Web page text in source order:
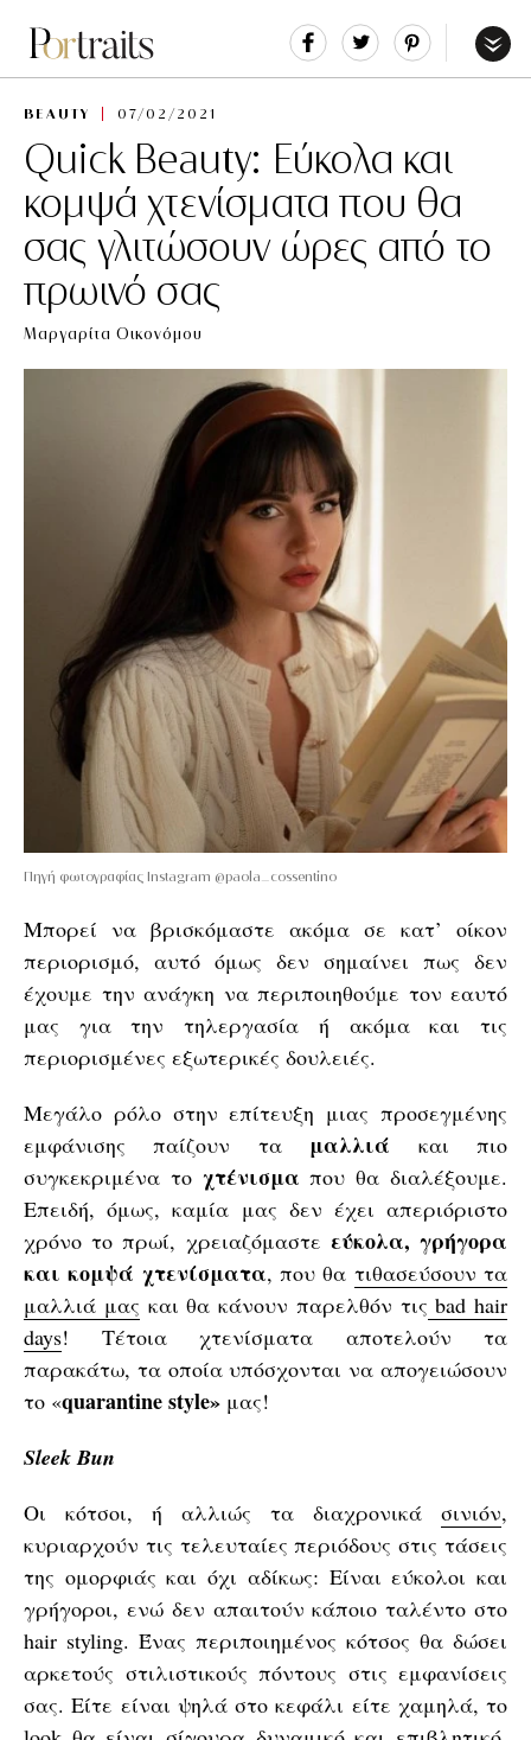
Share Tweet
BEAUTY 07/02/2021
Quick Beauty: Εύκολα και
κομψά χτενίσματα που θα
σας γλιτώσουν ώρες από το
πρωινό σας
Μαργαρίτα Οικονόμου
Πηγή φωτογραφίας Instagram @paola_cossentino
Μπορεί να βρισκόμαστε ακόμα σε κατ’ οίκον
περιορισμό, αυτό όμως δεν σημαίνει πως δεν
έχουμε την ανάγκη να περιποιηθούμε τον εαυτό
μας για την τηλεργασία ή ακόμα και τις
περιορισμένες εξωτερικές δουλειές.
Μεγάλο ρόλο στην επίτευξη μιας προσεγμένης
εμφάνισης παίζουν ταμαλλιά και πιο
συγκεκριμένα το χτένισμα που θα διαλέξουμε.
Επειδή, όμως, καμία μας δεν έχει απεριόριστο
χρόνο το πρωί, χρειαζόμαστε εύκολα, γρήγορα
και κομψά χτενίσματα, που θα τιθασεύσουν τα
μαλλιά μας και θα κάνουν παρελθόν τις bad hair
days! Τέτοια χτενίσματα αποτελούν τα
παρακάτω, τα οποία υπόσχονται να απογειώσουν
το «quarantine style» μας!
Sleek Bun
Οι κότσοι, ή αλλιώς τα διαχρονικά σινιόν,
κυριαρχούν τις τελευταίες περιόδους στις τάσεις
της ομορφιάς και όχι αδίκως: Είναι εύκολοι και
γρήγοροι, ενώ δεν απαιτούν κάποιο ταλέντο στο
hair styling. Ένας περιποιημένος κότσος θα δώσει
αρκετούς στιλιστικούς πόντους στις εμφανίσεις
σας. Είτε είναι ψηλά στο κεφάλι είτε χαμηλά, το